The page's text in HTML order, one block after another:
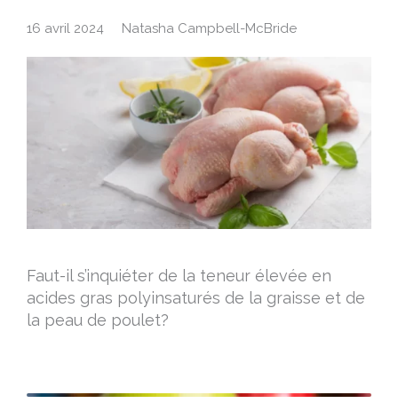
16 avril 2024 Natasha Campbell-McBride
Faut-il s’inquiéter de la teneur élevée en
acides gras polyinsaturés de la graisse et de
la peau de poulet?